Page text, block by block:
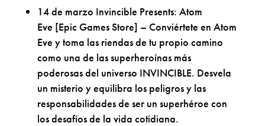
14 de marzo Invincible Presents: Atom
Eve [Epic Games Store] – Conviértete en Atom
Eve y toma las riendas de tu propio camino
como una de las superheroínas más
poderosas del universo INVINCIBLE. Desvela
un misterio y equilibra los peligros y las
responsabilidades de ser un superhéroe con
los desafíos de la vida cotidiana.